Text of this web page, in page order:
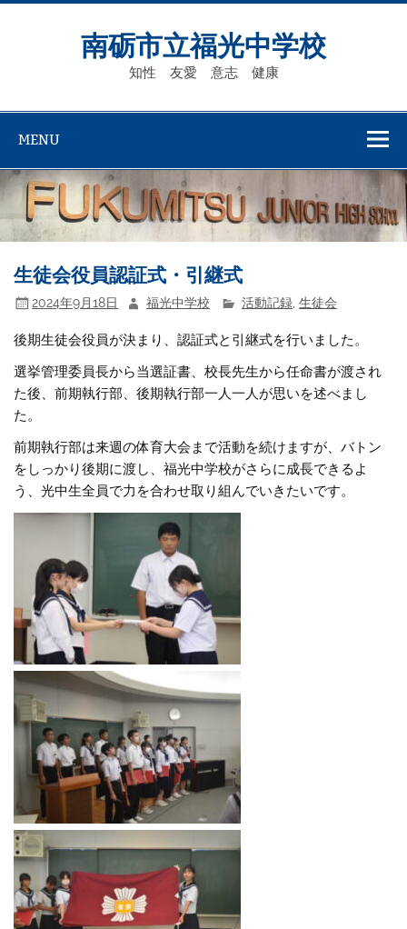
Skip
南砺市立福光中学校
知性 友愛 意志 健康
MENU
生徒会役員認証式・引継式
2024年9月18日 福光中学校 活動記録, 生徒会
後期生徒会役員が決まり、認証式と引継式を行いました。
選挙管理委員長から当選証書、校長先生から任命書が渡され
た後、前期執行部、後期執行部一人一人が思いを述べまし
た。
前期執行部は来週の体育大会まで活動を続けますが、バトン
をしっかり後期に渡し、福光中学校がさらに成長できるよ
う、光中生全員で力を合わせ取り組んでいきたいです。